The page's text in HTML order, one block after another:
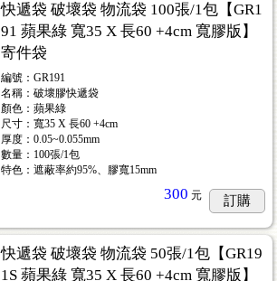
快遞袋 破壞袋 物流袋 100張/1包【GR1
91 蘋果綠 寬35 X 長60 +4cm 寬膠版】
寄件袋
編號：GR191
名稱：破壞膠快遞袋
顏色：蘋果綠
尺寸：寬35 X 長60 +4cm
厚度：0.05~0.055mm
數量：100張/1包
特色：遮蔽率約95%、膠寬15mm
300 元 訂購
快遞袋 破壞袋 物流袋 50張/1包【GR19
1S 蘋果綠 寬35 X 長60 +4cm 寬膠版】